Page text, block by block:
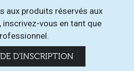
aux produits réservés aux
vous en tant que
D'INSCRIPTION